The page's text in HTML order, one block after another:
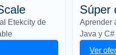
Etekcity de
Súper
Aprender
Java y C#
Ver